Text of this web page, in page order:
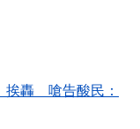
挨轟 嗆告酸民：